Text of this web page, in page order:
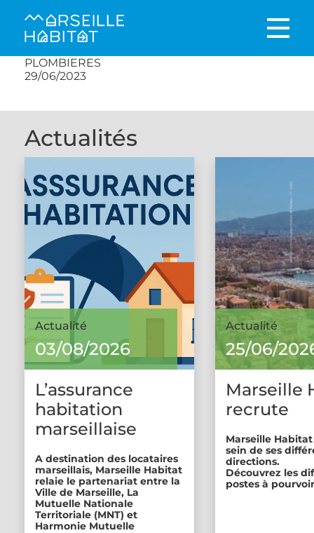
PLOMBIERES
29/06/2023
Actualités
Actualité
03/08/2026
L’assurance
habitation
marseillaise
A destination des locataires
marseillais, Marseille Habitat
relaie le partenariat entre la
Ville de Marseille, La
Mutuelle Nationale
Territoriale (MNT) et
Harmonie Mutuelle
Actualité
25/06/
Marseille
recrute
Marseille
sein de ses
directions.
Découvrez les
postes à